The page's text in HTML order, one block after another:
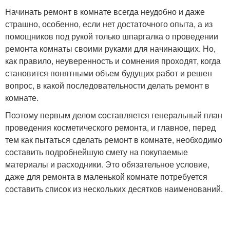
Начинать ремонт в комнате всегда неудобно и даже
страшно, особенно, если нет достаточного опыта, а из
помощников под рукой только шпаргалка о проведении
ремонта комнаты своими руками для начинающих. Но,
как правило, неуверенность и сомнения проходят, когда
становится понятными объем будущих работ и решен
вопрос, в какой последовательности делать ремонт в
комнате.
Поэтому первым делом составляется генеральный план
проведения косметического ремонта, и главное, перед
тем как пытаться сделать ремонт в комнате, необходимо
составить подробнейшую смету на покупаемые
материалы и расходники. Это обязательное условие,
даже для ремонта в маленькой комнате потребуется
составить список из нескольких десятков наименований.